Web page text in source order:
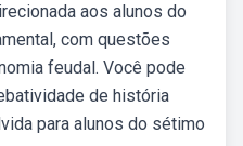
aos alunos do
com questões
feudal. Você pode
de história
para alunos do sétimo